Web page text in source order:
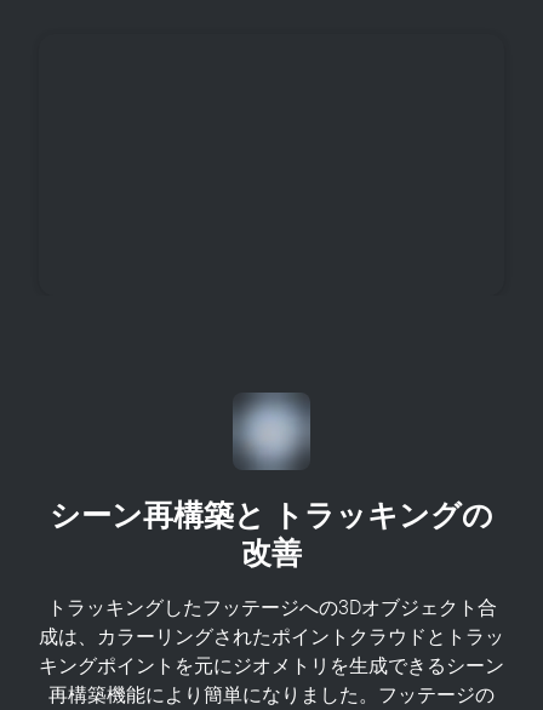
シーン再構築と トラッキングの
改善
トラッキングしたフッテージへの3Dオブジェクト合
成は、カラーリングされたポイントクラウドとトラッ
キングポイントを元にジオメトリを生成できるシーン
再構築機能により簡単になりました。フッテージの